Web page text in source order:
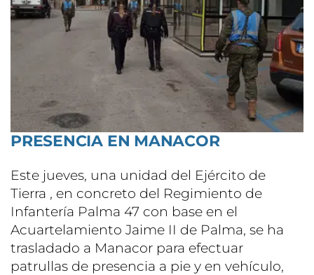
PRESENCIA EN MANACOR
Este jueves, una unidad del Ejército de
Tierra , en concreto del Regimiento de
Infantería Palma 47 con base en el
Acuartelamiento Jaime II de Palma, se ha
trasladado a Manacor para efectuar
patrullas de presencia a pie y en vehículo,